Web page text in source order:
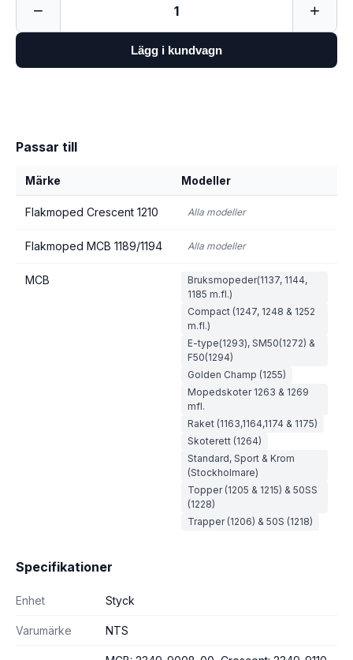
− 1 +
Lägg i kundvagn
Passar till
Märke Modeller
Flakmoped Crescent 1210 Alla modeller
Flakmoped MCB 1189/1194 Alla modeller
MCB
Bruksmopeder(1137, 1144,
1185 m.fl.)
Compact (1247, 1248 & 1252
m.fl.)
E-type(1293), SM50(1272) &
F50(1294)
Golden Champ (1255)
Mopedskoter 1263 & 1269
mfl.
Raket (1163,1164,1174 & 1175)
Skoterett (1264)
Standard, Sport & Krom
(Stockholmare)
Topper (1205 & 1215) & 50SS
(1228)
Trapper (1206) & 50S (1218)
Specifikationer
Enhet Styck
Varumärke NTS